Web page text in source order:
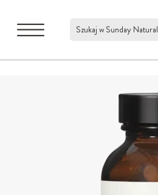
Szukaj w Sunday Natural